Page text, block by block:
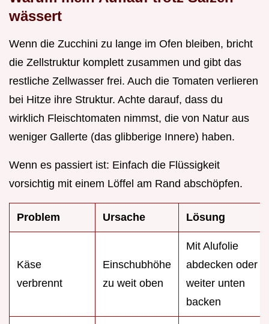
wässert
Wenn die Zucchini zu lange im Ofen bleiben, bricht
die Zellstruktur komplett zusammen und gibt das
restliche Zellwasser frei. Auch die Tomaten verlieren
bei Hitze ihre Struktur. Achte darauf, dass du
wirklich Fleischtomaten nimmst, die von Natur aus
weniger Gallerte (das glibberige Innere) haben.
Wenn es passiert ist: Einfach die Flüssigkeit
vorsichtig mit einem Löffel am Rand abschöpfen.
Problem Ursache Lösung
Käse
verbrennt
Einschubhöhe
zu weit oben
Mit Alufolie
abdecken oder
weiter unten
backen